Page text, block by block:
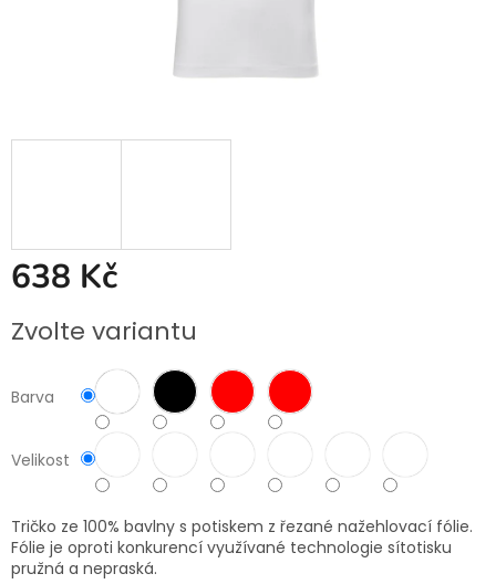
638 Kč
cena:
Zvolte variantu
Barva
Velikost
Tričko ze 100% bavlny s potiskem z řezané nažehlovací fólie.
Fólie je oproti konkurencí využívané technologie sítotisku
pružná a nepraská.